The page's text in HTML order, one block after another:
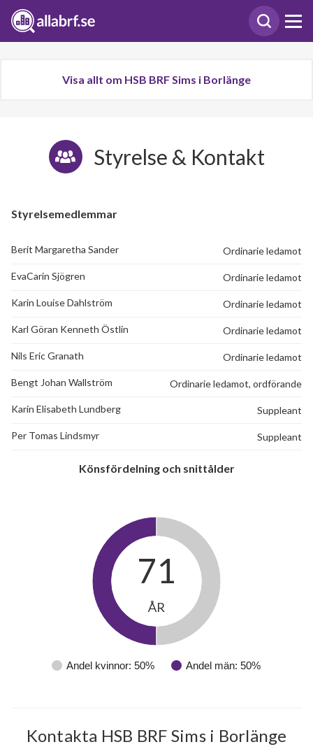
Visa allt om HSB BRF Sims i Borlänge
Styrelse & Kontakt
Styrelsemedlemmar
Berit Margaretha Sander Ordinarie ledamot
EvaCarin Sjögren Ordinarie ledamot
Karin Louise Dahlström Ordinarie ledamot
Karl Göran Kenneth Östlin Ordinarie ledamot
Nils Eric Granath Ordinarie ledamot
Bengt Johan Wallström Ordinarie ledamot, ordförande
Karin Elisabeth Lundberg Suppleant
Per Tomas Lindsmyr Suppleant
Könsfördelning och snittålder
Andel kvinnor: 50% Andel män: 50%
71
ÅR
Kontakta HSB BRF Sims i Borlänge